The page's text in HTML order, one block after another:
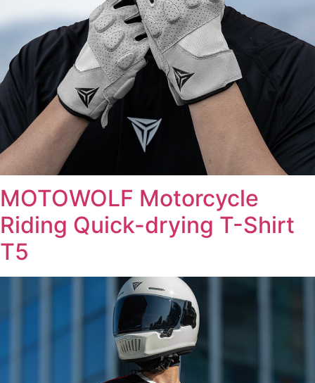
MOTOWOLF Motorcycle
Riding Quick-drying T-Shirt
T5